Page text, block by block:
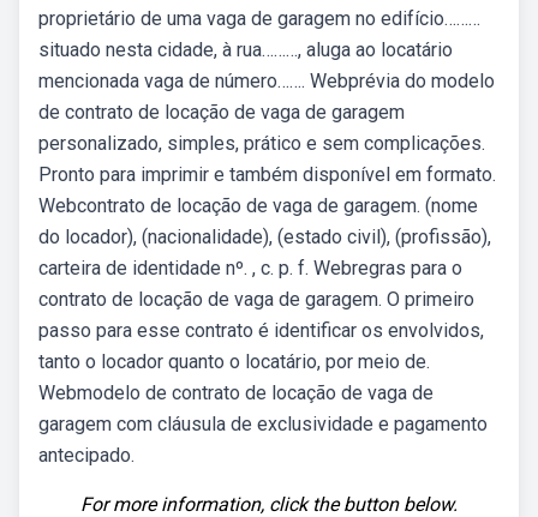
proprietário de uma vaga de garagem no edifício………
situado nesta cidade, à rua………, aluga ao locatário
mencionada vaga de número……. Webprévia do modelo
de contrato de locação de vaga de garagem
personalizado, simples, prático e sem complicações.
Pronto para imprimir e também disponível em formato.
Webcontrato de locação de vaga de garagem. (nome
do locador), (nacionalidade), (estado civil), (profissão),
carteira de identidade nº. , c. p. f. Webregras para o
contrato de locação de vaga de garagem. O primeiro
passo para esse contrato é identificar os envolvidos,
tanto o locador quanto o locatário, por meio de.
Webmodelo de contrato de locação de vaga de
garagem com cláusula de exclusividade e pagamento
antecipado.
For more information, click the button below.